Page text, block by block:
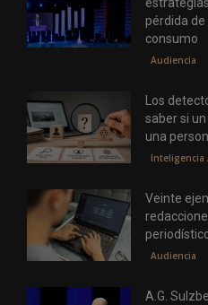
pérdida de
consumo
Audiencia
Los
saber si
una
Inteligencia
Veinte
Audiencia
A.G.